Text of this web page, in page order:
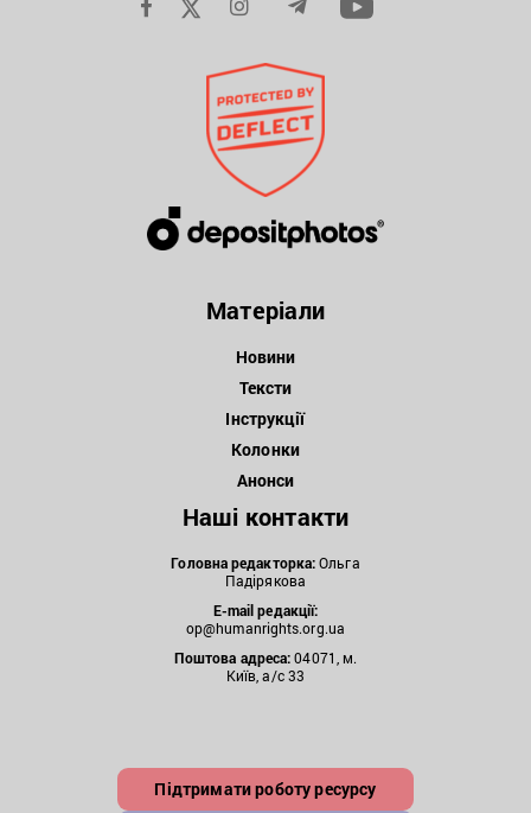
Матеріали
Новини
Тексти
Інструкції
Колонки
Анонси
Наші контакти
Головна редакторка:Ольга
Падірякова
E-mail редакції:
op@humanrights.org.ua
Поштова адреса:04071, м.
Київ, а/с 33
Підтримати роботу ресурсу